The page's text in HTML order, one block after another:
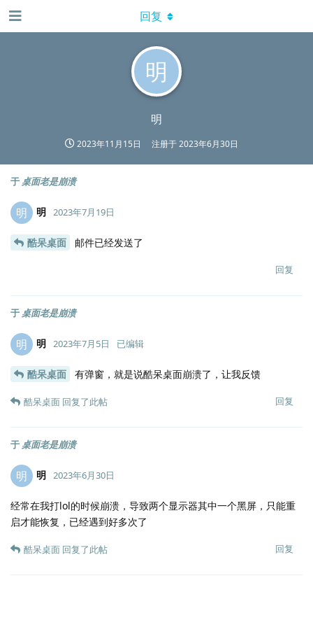
明
明
2023年11月15日 注册于2023年6月30日
回复
于 桌面老是崩溃
明 明 2023年7月19日
酷呆桌面 邮件已经发送了
回复
于 桌面老是崩溃
明 明 2023年7月5日 已编辑
酷呆桌面 有弹窗，就是说酷呆桌面崩溃了，让我反馈
回复
酷呆桌面 回复了此帖
于 桌面老是崩溃
明 明 2023年6月30日
经常在我打lol的时候崩溃，导致两个显示器其中一个黑屏，只能重
启才能恢复，已经遇到好多次了
回复
酷呆桌面 回复了此帖